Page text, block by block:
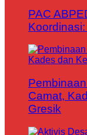
PAC
Camat,
Gresik